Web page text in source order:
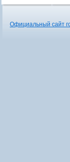
Официальный сайт